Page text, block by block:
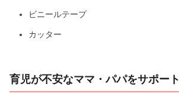
ビニールテープ
カッター
育児が不安なママ・パパをサポート